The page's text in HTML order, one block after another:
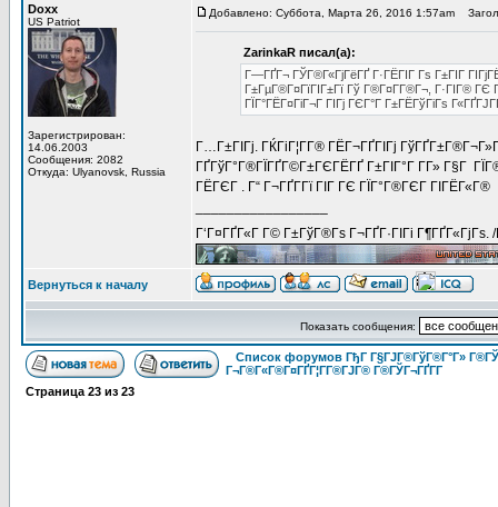
Doxx
US Patriot
Зарегистрирован:
14.06.2003
Сообщения: 2082
Откуда: Ulyanovsk, Russia
Добавлено: Суббота, Марта 26, 2016 1:57am
ZarinkaR писал(а):
Г—ГҐГ¬ ГЎГ®Г«ГјГёГҐ Г·ГЁГІГ Гѕ Г±ГІГ
Г±ГµГ®Г¤ГїГІГ±Гї Гў Г®Г¤Г­Г®Г¬, Г·ГІГ® ГЄ
ГЇГ°ГЁГ¤ГіГ¬Г ГІГј ГЄГ°Г Г±ГЁГўГіГѕ
Г…Г±ГІГј. ГЌГіГ¦Г­Г® ГЁГ¬ГҐГІГј
ГҐГўГ°Г®ГЇГҐГ©Г±ГЄГЁГҐ Г±ГІГ°Г Г­Г» Г§Г
ГЁГЄГ . Г“ Г¬ГҐГ­Гї ГІГ ГЄ ГЇГ°Г®ГЄГ ГІГЁГ«Г®
Г‘Г¤ГҐГ«Г Г© Г±ГўГ®Гѕ Г¬ГҐГ·ГІГі Г¶ГҐГ«ГјГѕ.
Вернуться к началу
Показать сообщения:
Список форумов ГђГ Г§ГЈГ®ГўГ®Г°Г»
Г¬Г®Г«Г®Г¤ГҐГ¦Г­Г®ГЈГ® Г®ГЎГ¬ГҐГ­Г
Страница 23 из 23